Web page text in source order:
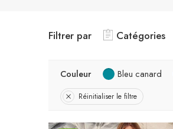
Filtrer par Catégories
Couleur Bleu canard
Réinitialiser le filtre